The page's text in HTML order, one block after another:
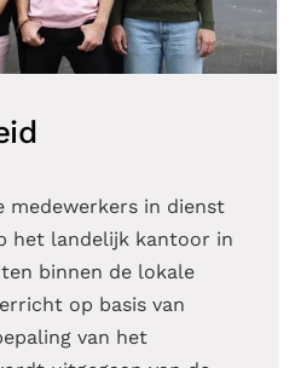
medewerkers in dienst
het landelijk kantoor in
binnen de lokale
op basis van
van het